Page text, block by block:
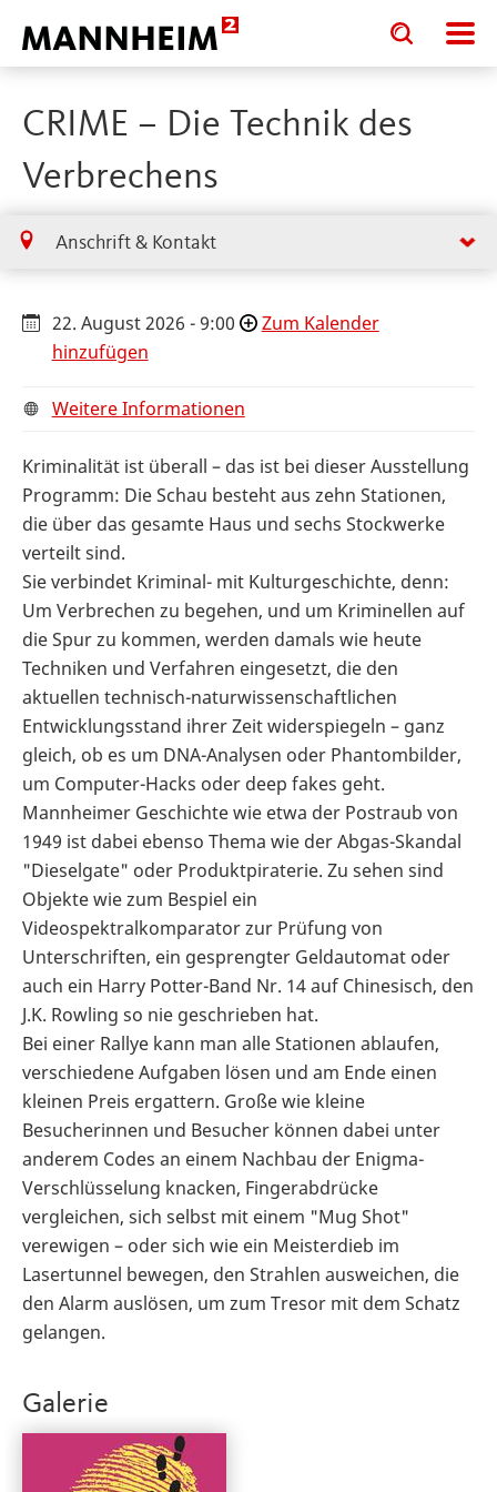
Toggle
search
input
Toggle
search
input
CRIME – Die Technik des
Verbrechens
Anschrift & Kontakt
22. August 2026 - 9:00
Zum Kalender
hinzufügen
Weitere Informationen
Kriminalität ist überall – das ist bei dieser Ausstellung
Programm: Die Schau besteht aus zehn Stationen,
die über das gesamte Haus und sechs Stockwerke
verteilt sind.
Sie verbindet Kriminal- mit Kulturgeschichte, denn:
Um Verbrechen zu begehen, und um Kriminellen auf
die Spur zu kommen, werden damals wie heute
Techniken und Verfahren eingesetzt, die den
aktuellen technisch-naturwissenschaftlichen
Entwicklungsstand ihrer Zeit widerspiegeln – ganz
gleich, ob es um DNA-Analysen oder Phantombilder,
um Computer-Hacks oder deep fakes geht.
Mannheimer Geschichte wie etwa der Postraub von
1949 ist dabei ebenso Thema wie der Abgas-Skandal
"Dieselgate" oder Produktpiraterie. Zu sehen sind
Objekte wie zum Bespiel ein
Videospektralkomparator zur Prüfung von
Unterschriften, ein gesprengter Geldautomat oder
auch ein Harry Potter-Band Nr. 14 auf Chinesisch, den
J.K. Rowling so nie geschrieben hat.
Bei einer Rallye kann man alle Stationen ablaufen,
verschiedene Aufgaben lösen und am Ende einen
kleinen Preis ergattern. Große wie kleine
Besucherinnen und Besucher können dabei unter
anderem Codes an einem Nachbau der Enigma-
Verschlüsselung knacken, Fingerabdrücke
vergleichen, sich selbst mit einem "Mug Shot"
verewigen – oder sich wie ein Meisterdieb im
Lasertunnel bewegen, den Strahlen ausweichen, die
den Alarm auslösen, um zum Tresor mit dem Schatz
gelangen.
Galerie